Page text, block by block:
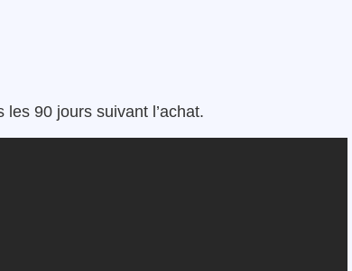
90 jours suivant l’achat.